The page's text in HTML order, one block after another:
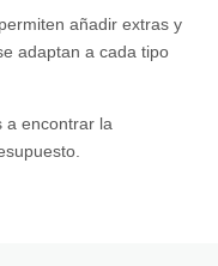
añadir extras y
adaptan a cada tipo
a encontrar la